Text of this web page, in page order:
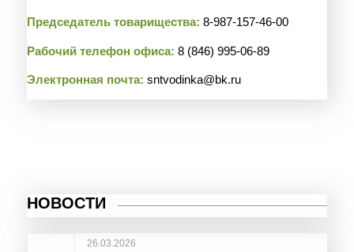
Председатель товарищества: 8-987-157-46-00
Рабочий телефон офиса: 8 (846) 995-06-89
Электронная почта: sntvodinka@bk.ru
НОВОСТИ
26.03.2026